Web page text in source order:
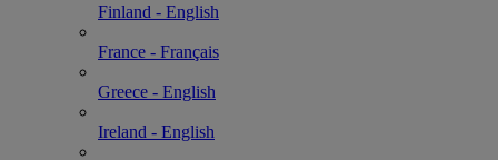
Finland - English
France - Français
Greece - English
Ireland - English